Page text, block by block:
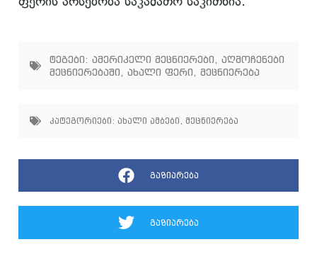
ტეგები: ამერიკელი მეცნიერები, აღმოჩენები
მეცნიერებაში, ახალი ფერი, მეცნიერება
კატეგორიები: ახალი ამბები , მეცნიერება
გაზიარება
გაზიარება